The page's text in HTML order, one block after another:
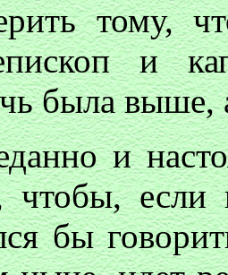
тому,
и
была выше,
и
чтобы, если
бы